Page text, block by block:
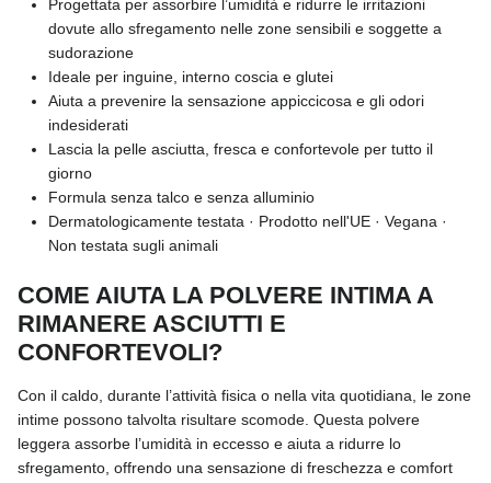
Progettata per assorbire l’umidità e ridurre le irritazioni
dovute allo sfregamento nelle zone sensibili e soggette a
sudorazione
Ideale per inguine, interno coscia e glutei
Aiuta a prevenire la sensazione appiccicosa e gli odori
indesiderati
Lascia la pelle asciutta, fresca e confortevole per tutto il
giorno
Formula senza talco e senza alluminio
Dermatologicamente testata · Prodotto nell'UE · Vegana ·
Non testata sugli animali
COME AIUTA LA POLVERE INTIMA A
RIMANERE ASCIUTTI E
CONFORTEVOLI?
Con il caldo, durante l’attività fisica o nella vita quotidiana, le zone
intime possono talvolta risultare scomode. Questa polvere
leggera assorbe l’umidità in eccesso e aiuta a ridurre lo
sfregamento, offrendo una sensazione di freschezza e comfort